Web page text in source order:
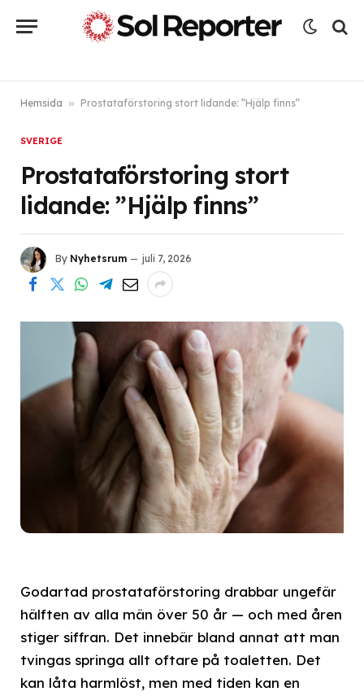
Hemsida » Prostataförstoring stort lidande: ”Hjälp finns”
SVERIGE
Prostataförstoring stort
lidande: ”Hjälp finns”
By Nyhetsrum juli 7, 2026
Godartad prostataförstoring drabbar ungefär
hälften av alla män över 50 år — och med åren
stiger siffran. Det innebär bland annat att man
tvingas springa allt oftare på toaletten. Det
kan låta harmlöst, men med tiden kan en